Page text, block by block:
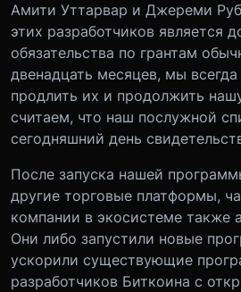
Амити Уттарвар и Джереми
этих разработчиков является
обязательства по грантам
двенадцать месяцев, мы
продлить их и продолжить
считаем, что наш послужной
сегодняшний день
После запуска нашей
другие торговые платформы,
компании в экосистеме также
Они либо запустили новые
ускорили существующие
разработчиков Биткоина с